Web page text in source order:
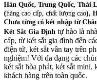
Hàn Quốc, Trung Quốc, Thái
(hàng cao cấp, chất lượng cao),
Chưa từng có két nhập từ
Két Sắt Gia Định tự hào là
cấp, từ két sắt gia đình đến
điện tử, két sắt vân tay trên
nghiệm! Với đa dạng các
két sắt hòa phát, két sắt mini,
khách hàng trên toàn quốc.